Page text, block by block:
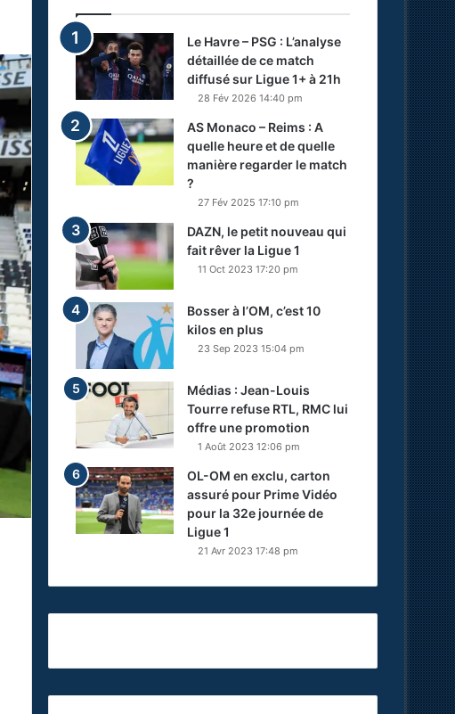
Le Havre – PSG : L’analyse
détaillée de ce match
diffusé sur Ligue 1+ à 21h
28 Fév 2026 14:40 pm
AS Monaco – Reims : A
quelle heure et de quelle
manière regarder le match
?
27 Fév 2025 17:10 pm
DAZN, le petit nouveau qui
fait rêver la Ligue 1
11 Oct 2023 17:20 pm
Bosser à l’OM, c’est 10
kilos en plus
23 Sep 2023 15:04 pm
Médias : Jean-Louis
Tourre refuse RTL, RMC lui
offre une promotion
1 Août 2023 12:06 pm
OL-OM en exclu, carton
assuré pour Prime Vidéo
pour la 32e journée de
Ligue 1
21 Avr 2023 17:48 pm